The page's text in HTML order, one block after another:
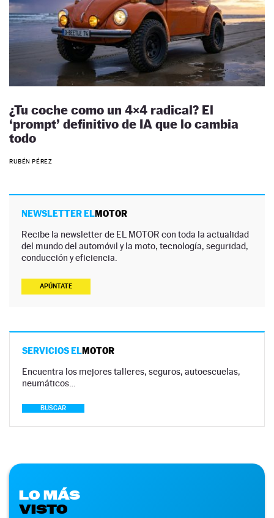
¿Tu coche como un 4×4 radical? El
‘prompt’ definitivo de IA que lo cambia
todo
RUBÉN PÉREZ
NEWSLETTER ELMOTOR
Recibe la newsletter de EL MOTOR con toda la actualidad
del mundo del automóvil y la moto, tecnología, seguridad,
conducción y eficiencia.
APÚNTATE
SERVICIOS ELMOTOR
Encuentra los mejores talleres, seguros, autoescuelas,
neumáticos…
BUSCAR
LO MÁS
VISTO